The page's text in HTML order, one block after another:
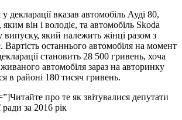
у декларації вказав автомобіль Ауді 80,
він і володіє, та автомобіль Skoda
випуску, який належить жінці разом з
останнього автомобіля на момент
становить 28 500 гривень, хоча
автомобіля зараз на авторинку
в районі 180 тисяч гривень.
про те як звітувалися депутати
ради за 2016 рік